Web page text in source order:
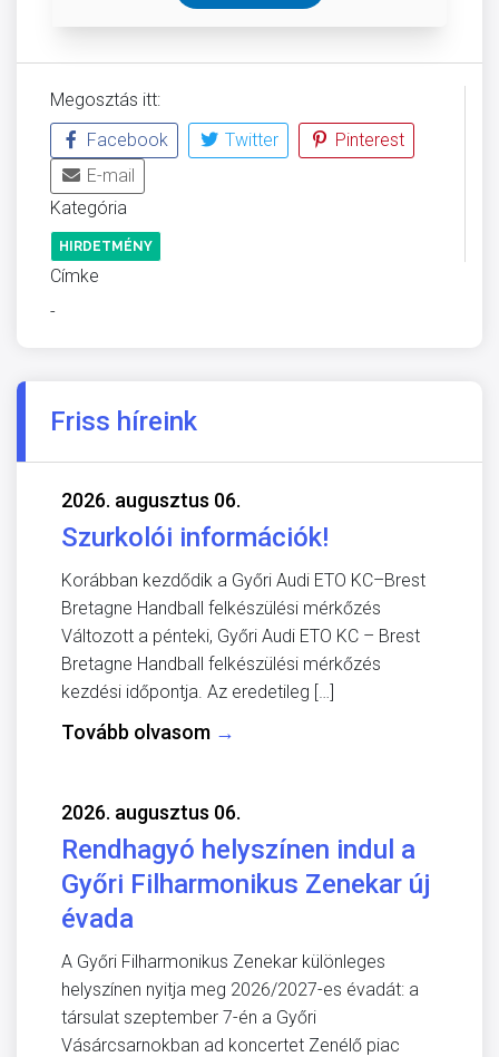
Megosztás itt:
Facebook
Twitter
Pinterest
E-mail
Kategória
HIRDETMÉNY
Címke
-
Friss híreink
2026. augusztus 06.
Szurkolói információk!
Korábban kezdődik a Győri Audi ETO KC–Brest
Bretagne Handball felkészülési mérkőzés
Változott a pénteki, Győri Audi ETO KC – Brest
Bretagne Handball felkészülési mérkőzés
kezdési időpontja. Az eredetileg […]
Tovább olvasom →
2026. augusztus 06.
Rendhagyó helyszínen indul a
Győri Filharmonikus Zenekar új
évada
A Győri Filharmonikus Zenekar különleges
helyszínen nyitja meg 2026/2027-es évadát: a
társulat szeptember 7-én a Győri
Vásárcsarnokban ad koncertet Zenélő piac